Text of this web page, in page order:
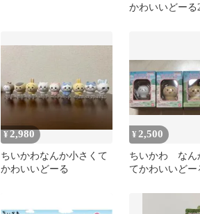
かわいいどーる
¥2,980
ちいかわなんか小さくて
かわいいどーる
¥ 2,500
ちいかわ なん
てかわいいど